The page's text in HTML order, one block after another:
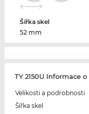
Šířka skel
52 mm
TY 2150U Informace
Velikosti a podrobnosti
Šířka skel